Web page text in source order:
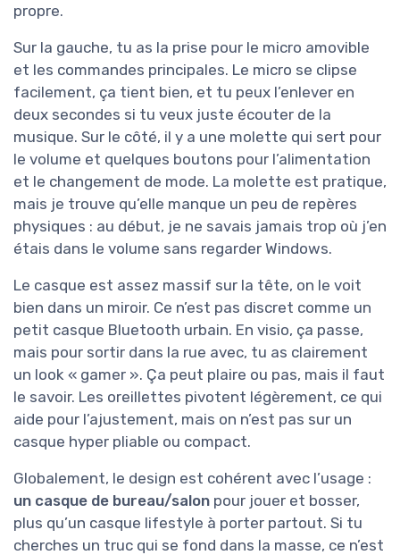
propre.
Sur la gauche, tu as la prise pour le micro amovible
et les commandes principales. Le micro se clipse
facilement, ça tient bien, et tu peux l’enlever en
deux secondes si tu veux juste écouter de la
musique. Sur le côté, il y a une molette qui sert pour
le volume et quelques boutons pour l’alimentation
et le changement de mode. La molette est pratique,
mais je trouve qu’elle manque un peu de repères
physiques : au début, je ne savais jamais trop où j’en
étais dans le volume sans regarder Windows.
Le casque est assez massif sur la tête, on le voit
bien dans un miroir. Ce n’est pas discret comme un
petit casque Bluetooth urbain. En visio, ça passe,
mais pour sortir dans la rue avec, tu as clairement
un look « gamer ». Ça peut plaire ou pas, mais il faut
le savoir. Les oreillettes pivotent légèrement, ce qui
aide pour l’ajustement, mais on n’est pas sur un
casque hyper pliable ou compact.
Globalement, le design est cohérent avec l’usage :
un casque de bureau/salon pour jouer et bosser,
plus qu’un casque lifestyle à porter partout. Si tu
cherches un truc qui se fond dans la masse, ce n’est